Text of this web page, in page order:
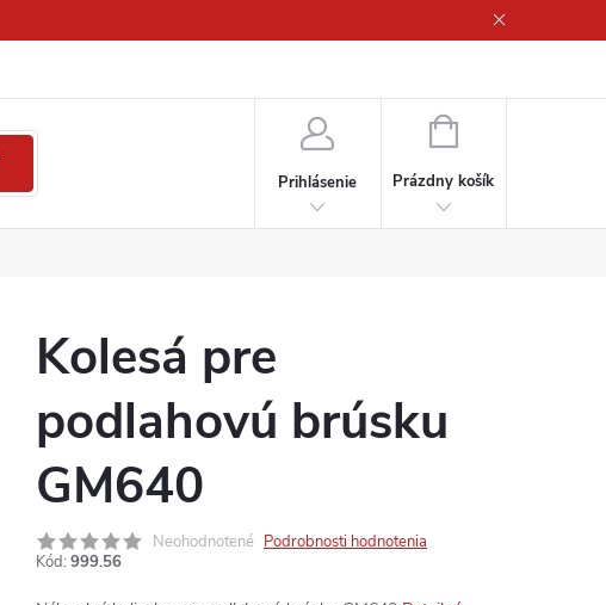
Prihlásenie
NÁKUPNÝ
Prázdny košík
Kolesá pre
podlahovú brúsku
GM640
Neohodnotené Podrobnosti hodnotenia
Kód: 999.56